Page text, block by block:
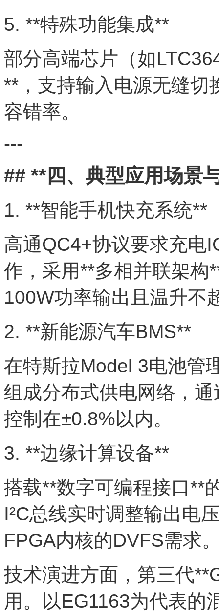
5. **特殊功能集成**
部分高端芯片（如
**，支持输入电源无缝切
容错率。
---
## **四、典型应用场景
1. **智能手机快充系统**
高通QC4+协议要求充电
作，采用**多相并联架构
100W功率输出且温升不
2. **新能源汽车BMS**
在特斯拉Model 3电池管
组成分布式供电网络，
控制在±0.8%以内。
3. **边缘计算设备**
搭载**数字可编程接口**
I²C总线实时调整输出电
FPGA内核的DVFS需求
技术演进方面，第三代
用。以EG1163为代表的